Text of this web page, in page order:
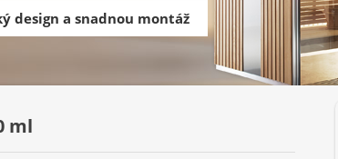
design a snadnou montáž
ml